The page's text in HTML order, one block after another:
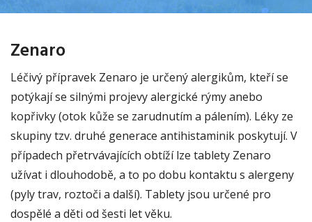
Zenaro
Léčivý přípravek Zenaro je určený alergikům, kteří se
potýkají se silnými projevy alergické rýmy anebo
kopřivky (otok kůže se zarudnutím a pálením). Léky ze
skupiny tzv. druhé generace antihistaminik poskytují. V
případech přetrvávajících obtíží lze tablety Zenaro
užívat i dlouhodobě, a to po dobu kontaktu s alergeny
(pyly trav, roztoči a další). Tablety jsou určené pro
dospělé a děti od šesti let věku.